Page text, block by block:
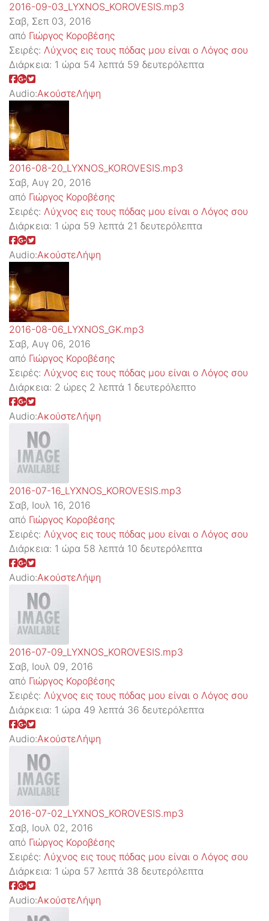
2016-09-03_LYXNOS_KOROVESIS.mp3
Σαβ, Σεπ 03, 2016
από Γιώργος Κοροβέσης
Σειρές: Λύχνος εις τους πόδας μου είναι ο Λόγος σου
Διάρκεια: 1 ώρα 54 λεπτά 59 δευτερόλεπτα
Audio:ΑκούστεΛήψη
2016-08-20_LYXNOS_KOROVESIS.mp3
Σαβ, Αυγ 20, 2016
από Γιώργος Κοροβέσης
Σειρές: Λύχνος εις τους πόδας μου είναι ο Λόγος σου
Διάρκεια: 1 ώρα 59 λεπτά 21 δευτερόλεπτα
Audio:ΑκούστεΛήψη
2016-08-06_LYXNOS_GK.mp3
Σαβ, Αυγ 06, 2016
από Γιώργος Κοροβέσης
Σειρές: Λύχνος εις τους πόδας μου είναι ο Λόγος σου
Διάρκεια: 2 ώρες 2 λεπτά 1 δευτερόλεπτο
Audio:ΑκούστεΛήψη
2016-07-16_LYXNOS_KOROVESIS.mp3
Σαβ, Ιουλ 16, 2016
από Γιώργος Κοροβέσης
Σειρές: Λύχνος εις τους πόδας μου είναι ο Λόγος σου
Διάρκεια: 1 ώρα 58 λεπτά 10 δευτερόλεπτα
Audio:ΑκούστεΛήψη
2016-07-09_LYXNOS_KOROVESIS.mp3
Σαβ, Ιουλ 09, 2016
από Γιώργος Κοροβέσης
Σειρές: Λύχνος εις τους πόδας μου είναι ο Λόγος σου
Διάρκεια: 1 ώρα 49 λεπτά 36 δευτερόλεπτα
Audio:ΑκούστεΛήψη
2016-07-02_LYXNOS_KOROVESIS.mp3
Σαβ, Ιουλ 02, 2016
από Γιώργος Κοροβέσης
Σειρές: Λύχνος εις τους πόδας μου είναι ο Λόγος σου
Διάρκεια: 1 ώρα 57 λεπτά 38 δευτερόλεπτα
Audio:ΑκούστεΛήψη